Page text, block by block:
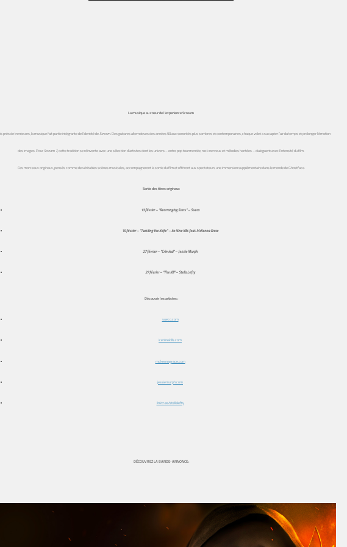
La musique au coeur de l’experience Scream
près de trente ans, la musique fait partie intégrante de l’identité deScream. Des guitares alternatives des années 90 aux sonorités plus sombres et contemporaines, chaque volet a su capter l’air du temps et prolonger l’émotion
des images. PourScream 7, cette tradition se réinvente avec une sélection d’artistes dont les univers – entre pop tourmentée, rock nerveux et mélodies hantées – dialoguent avec l’intensité du film.
Ces morceaux originaux, pensés comme de véritables scènes musicales, accompagneront la sortie du film et offriront aux spectateurs une immersion supplémentaire dans le monde de Ghostface.
Sortie des titres originaux
13 février – “Rearranging Scars” – Sueco
19 février – “Twisting the Knife” – Ice Nine Kills feat. McKenna Grace
27 février – “Criminal” – Jessie Murph
27 février – “The Kill” – Stella Lefty
Découvrir les artistes :
sueco.com
iceninekills.com
mckennagrace.com
jessiemurph.com
linktr.ee/stellalefty
DÉCOUVREZ LA BANDE-ANNONCE :